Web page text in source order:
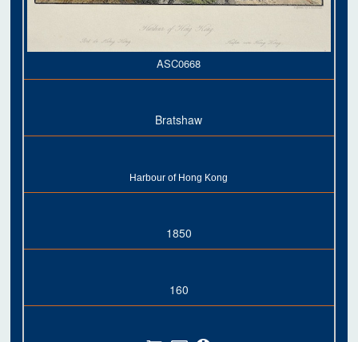
ASC0668
Bratshaw
Harbour of Hong Kong
1850
160